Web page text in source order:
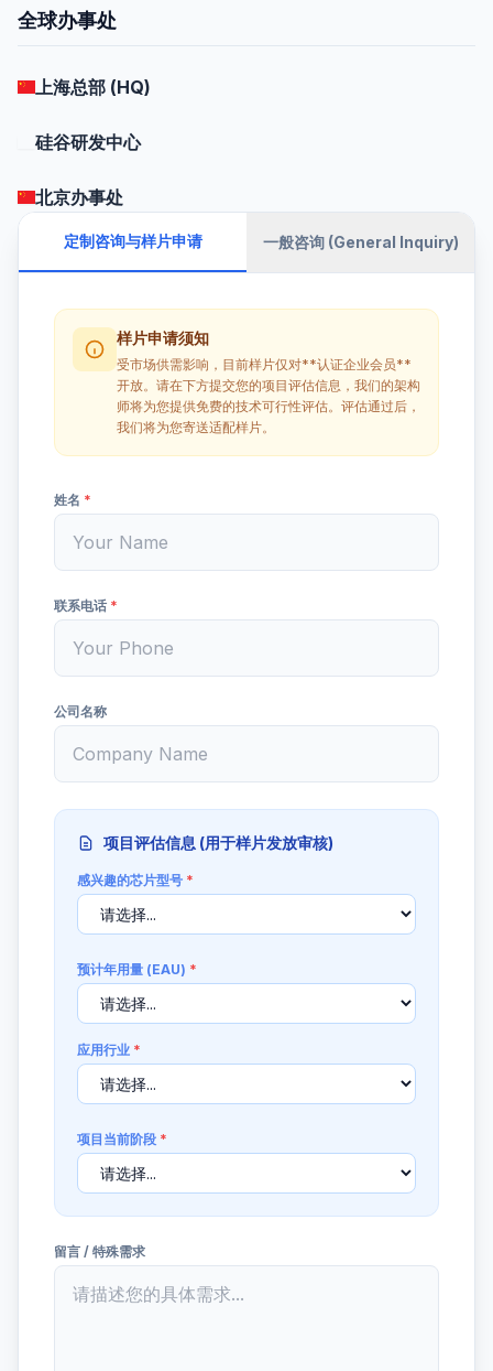
全球办事处
上海总部 (HQ)
硅谷研发中心
北京办事处
定制咨询与样片申请 一般咨询 (General Inquiry)
样片申请须知
受市场供需影响，目前样片仅对**认证企业会员**
开放。请在下方提交您的项目评估信息，我们的架构
师将为您提供免费的技术可行性评估。评估通过后，
我们将为您寄送适配样片。
姓名 *
联系电话 *
公司名称
项目评估信息 (用于样片发放审核)
感兴趣的芯片型号 *
预计年用量 (EAU) *
应用行业 *
项目当前阶段 *
留言 / 特殊需求